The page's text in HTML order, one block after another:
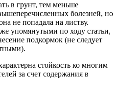
в грунт, тем меньше
болезней, но
не попадала на листву.
упомянутыми по ходу статьи,
подкормок (не следует
стойкость ко многим
за счет содержания в